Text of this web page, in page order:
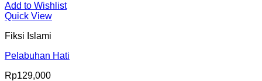
Add to Wishlist
Quick View
Fiksi Islami
Pelabuhan Hati
Rp129,000